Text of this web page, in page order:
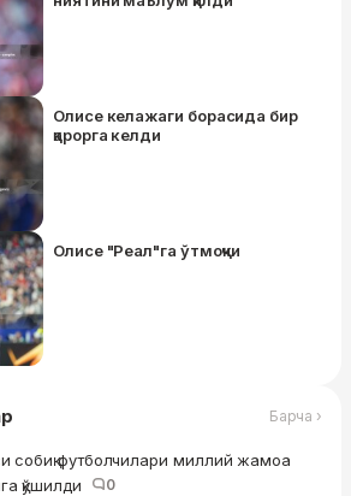
Олисе келажаги борасида бир
қарорга келди
Олисе "Реал"га ўтмоқчи
Барча ›
собиқ футболчилари миллий жамоа
қўшилди
0